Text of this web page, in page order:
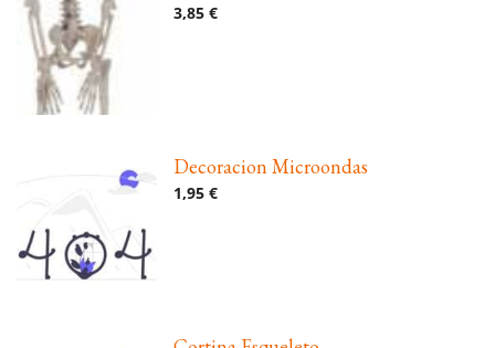
3,85 €
Decoracion Microondas
1,95 €